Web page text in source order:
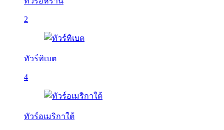
2
ทัวร์ทิเบต
4
ทัวร์อเมริกาใต้